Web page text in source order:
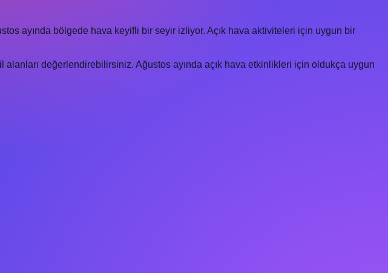
ayında bölgede hava keyifli bir seyir izliyor. Açık hava aktiviteleri için uygun bir
alanları değerlendirebilirsiniz. Ağustos ayında açık hava etkinlikleri için oldukça uygun